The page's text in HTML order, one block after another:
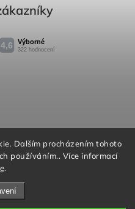
Dalším procházením tohoto
používáním.. Více informací
.
Reklamační řád
osobních údajů